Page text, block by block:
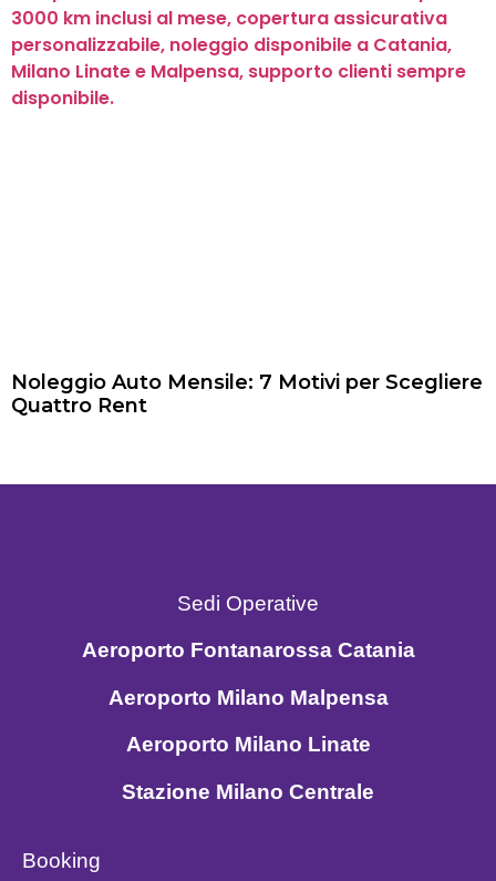
Noleggio Auto Mensile: 7 Motivi per Scegliere
Quattro Rent
Sedi Operative
Aeroporto Fontanarossa Catania
Aeroporto Milano Malpensa
Aeroporto Milano Linate
Stazione Milano Centrale
Booking